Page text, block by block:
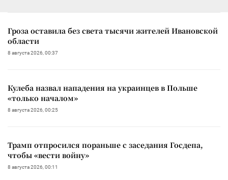
Гроза оставила без света тысячи жителей Ивановской
области
8 августа 2026, 00:37
Кулеба назвал нападения на украинцев в Польше
«только началом»
8 августа 2026, 00:25
Трамп отпросился пораньше с заседания Госдепа,
чтобы «вести войну»
8 августа 2026, 00:11